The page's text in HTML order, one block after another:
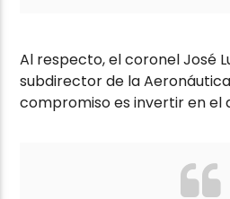
Al respecto, el coronel José
subdirector de la
compromiso es invertir en el